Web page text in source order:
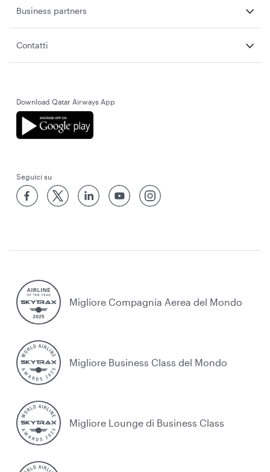
Business partners
Contatti
Download Qatar Airways App
Seguici su
Migliore Compagnia Aerea del Mondo
Migliore Business Class del Mondo
Migliore Lounge di Business Class